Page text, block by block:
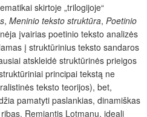
skirtoje „trilogijoje“
, Meninio teksto struktūra, Poetinio
įvairias poetinio teksto analizės
į struktūrinius teksto sandaros
atskleidė struktūrinės prieigos
principai tekstą ne
teksto teorijos), bet,
pamatyti paslankias, dinamiškas
Remiantis Lotmanu, ideali